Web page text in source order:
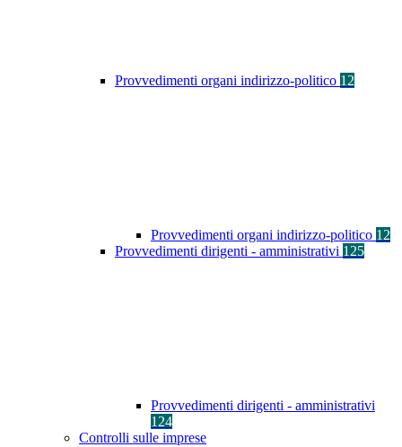
Provvedimenti organi indirizzo-politico 12
Provvedimenti organi indirizzo-politico 12
Provvedimenti dirigenti - amministrativi 125
Provvedimenti dirigenti - amministrativi
124
Controlli sulle imprese